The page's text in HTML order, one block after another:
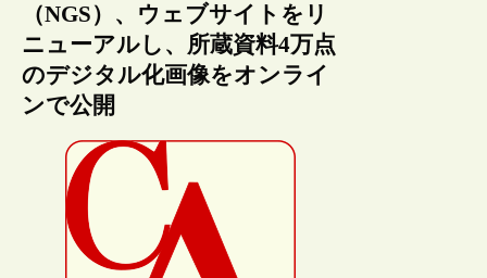
（NGS）、ウェブサイトをリ
ニューアルし、所蔵資料4万点
のデジタル化画像をオンライ
ンで公開